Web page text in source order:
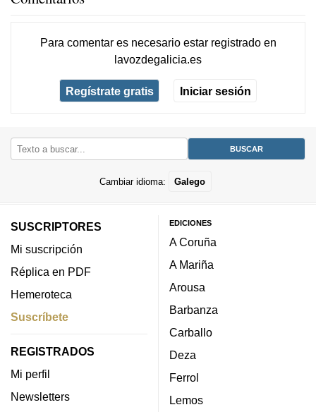
Para comentar es necesario estar registradoen
lavozdegalicia.es
Regístrate gratis Iniciar sesión
Cambiar idioma: Galego
SUSCRIPTORES
Mi suscripción
Réplica en PDF
Hemeroteca
Suscríbete
REGISTRADOS
Mi perfil
Newsletters
EDICIONES
A Coruña
A Mariña
Arousa
Barbanza
Carballo
Deza
Ferrol
Lemos